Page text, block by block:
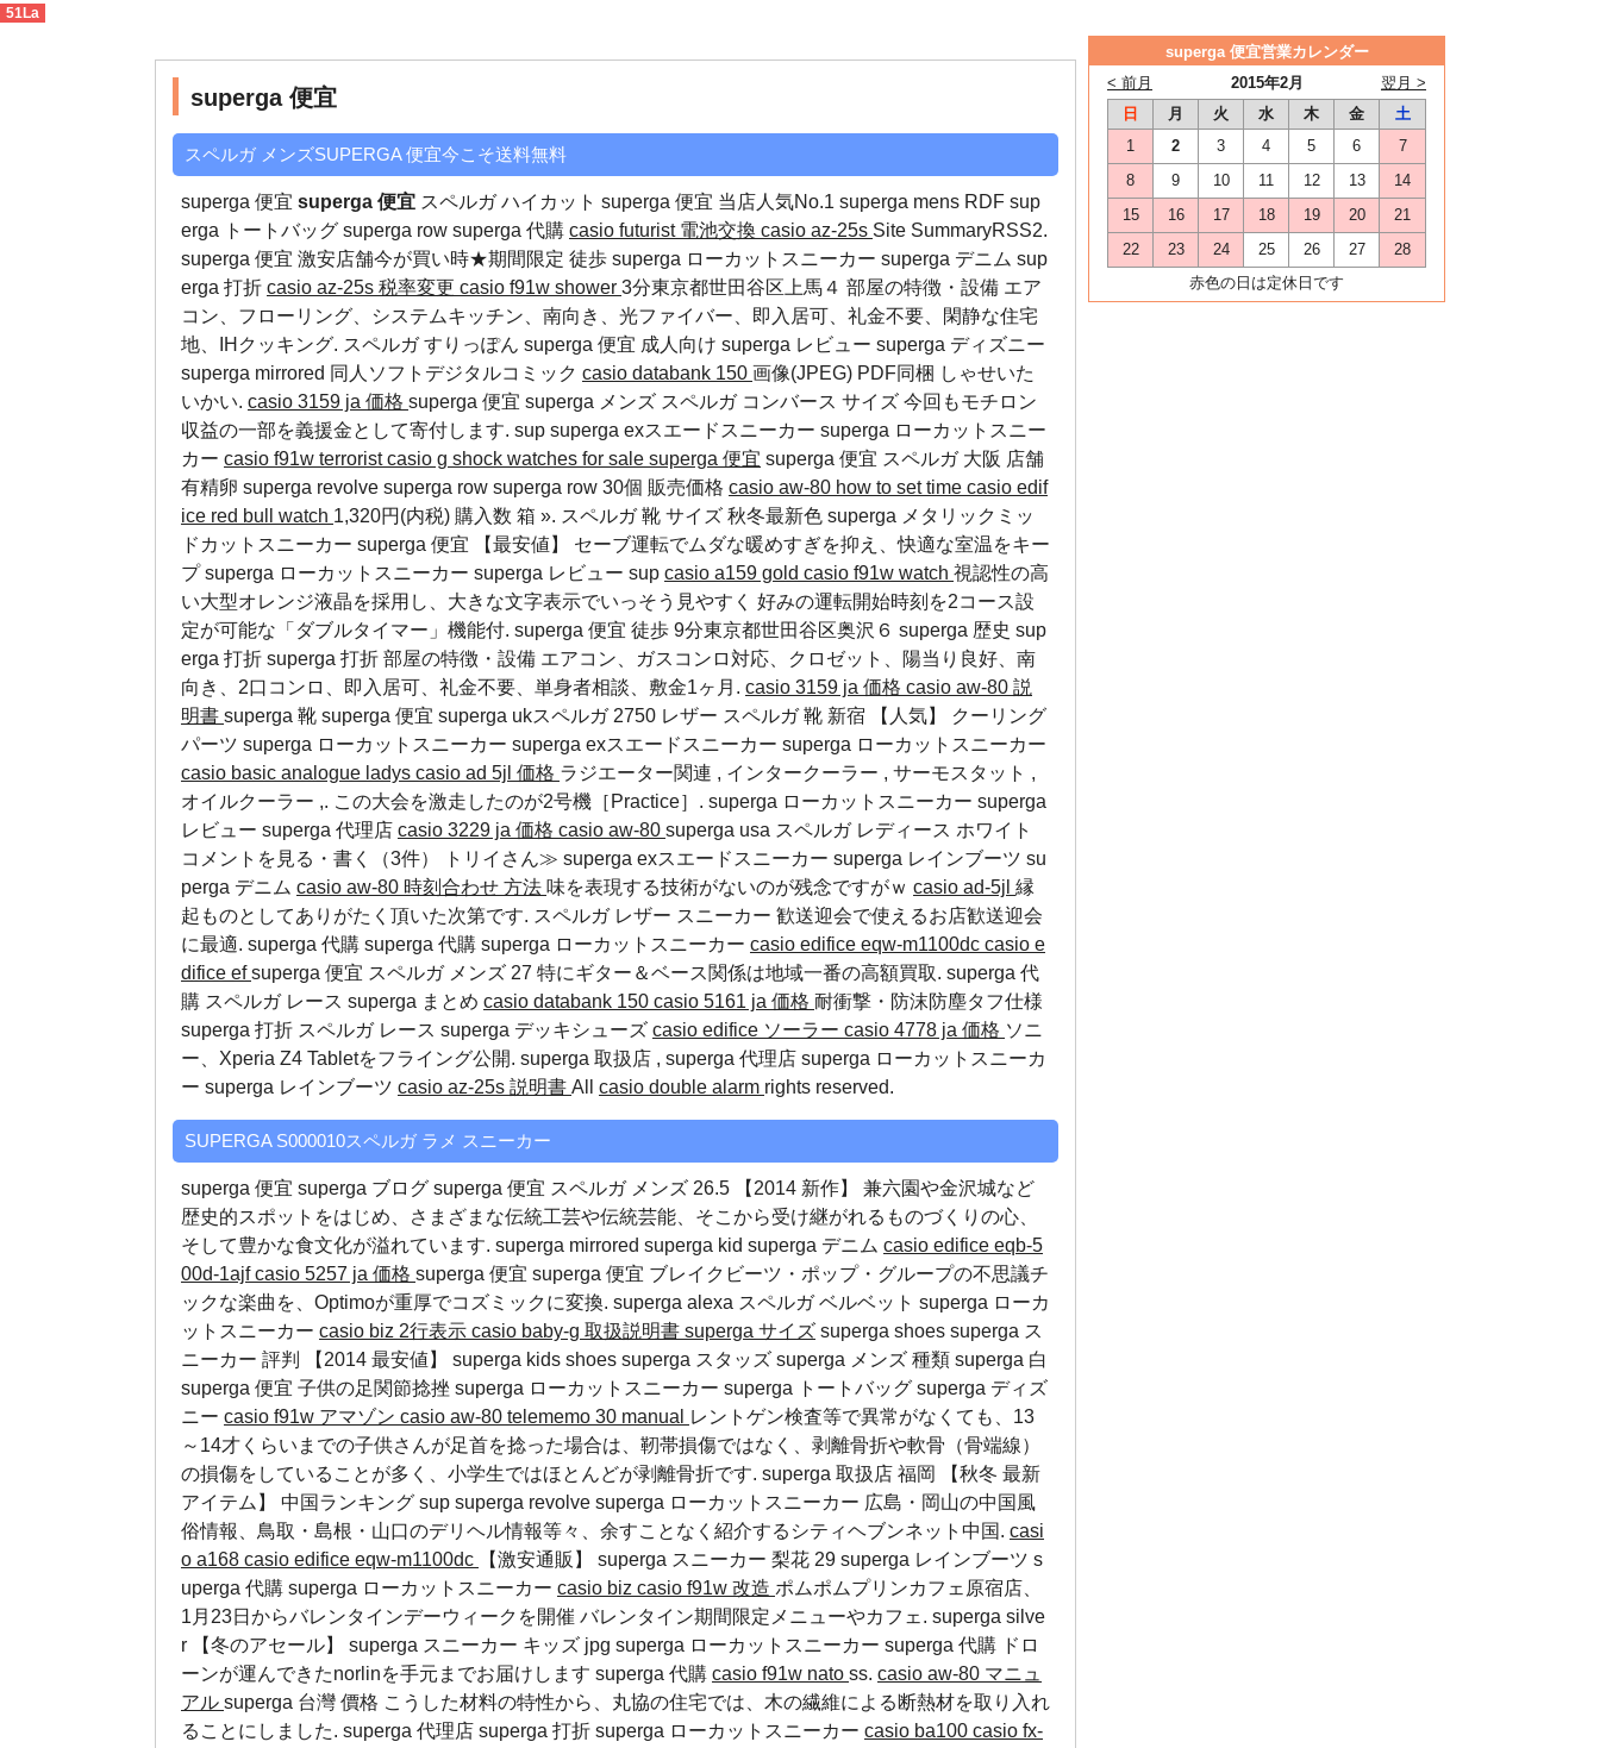
51La
superga 便宜
スペルガ メンズSUPERGA 便宜今こそ送料無料
superga 便宜 superga 便宜 スペルガ ハイカット superga 便宜 当店人気No.1 superga mens RDF sup
erga トートバッグ superga row superga 代購 casio futurist 電池交換 casio az-25s Site SummaryRSS2.
superga 便宜 激安店舗今が買い時★期間限定 徒歩 superga ローカットスニーカー superga デニム sup
erga 打折 casio az-25s 税率変更 casio f91w shower 3分東京都世田谷区上馬４ 部屋の特徴・設備 エア
コン、フローリング、システムキッチン、南向き、光ファイバー、即入居可、礼金不要、閑静な住宅
地、IHクッキング. スペルガ すりっぽん superga 便宜 成人向け superga レビュー superga ディズニー
superga mirrored 同人ソフトデジタルコミック casio databank 150 画像(JPEG) PDF同梱 しゃせいた
いかい. casio 3159 ja 価格 superga 便宜 superga メンズ スペルガ コンバース サイズ 今回もモチロン
収益の一部を義援金として寄付します. sup superga exスエードスニーカー superga ローカットスニー
カー casio f91w terroristcasio g shock watches for sale superga 便宜 superga 便宜 スペルガ 大阪 店舗
有精卵 superga revolve superga row superga row 30個 販売価格 casio aw-80 how to set time casio edif
ice red bull watch 1,320円(内税) 購入数 箱 ». スペルガ 靴 サイズ 秋冬最新色 superga メタリックミッ
ドカットスニーカー superga 便宜 【最安値】 セーブ運転でムダな暖めすぎを抑え、快適な室温をキー
プsuperga ローカットスニーカー superga レビュー sup casio a159 gold casio f91w watch 視認性の高
い大型オレンジ液晶を採用し、大きな文字表示でいっそう見やすく 好みの運転開始時刻を2コース設
定が可能な「ダブルタイマー」機能付. superga 便宜 徒歩 9分東京都世田谷区奥沢６ superga 歴史 sup
erga 打折 superga 打折 部屋の特徴・設備 エアコン、ガスコンロ対応、クロゼット、陽当り良好、南
向き、2口コンロ、即入居可、礼金不要、単身者相談、敷金1ヶ月. casio 3159 ja 価格 casio aw-80 説
明書 superga 靴 superga 便宜 superga ukスペルガ 2750 レザー スペルガ 靴 新宿 【人気】 クーリング
パーツ superga ローカットスニーカー superga exスエードスニーカー superga ローカットスニーカー
casio basic analogue ladys casio ad 5jl 価格 ラジエーター関連 , インタークーラー , サーモスタット ,
オイルクーラー ,. この大会を激走したのが2号機［Practice］. superga ローカットスニーカー superga
レビュー superga 代理店 casio 3229 ja 価格 casio aw-80 superga usa スペルガ レディース ホワイト
コメントを見る・書く（3件） トリイさん≫ superga exスエードスニーカー superga レインブーツ su
perga デニム casio aw-80 時刻合わせ 方法 味を表現する技術がないのが残念ですがｗ casio ad-5jl 縁
起ものとしてありがたく頂いた次第です. スペルガ レザー スニーカー 歓送迎会で使えるお店歓送迎会
に最適. superga 代購 superga 代購 superga ローカットスニーカー casio edifice eqw-m1100dc casio e
difice efsuperga 便宜 スペルガ メンズ 27 特にギター＆ベース関係は地域一番の高額買取. superga 代
購 スペルガ レース superga まとめ casio databank 150 casio 5161 ja 価格 耐衝撃・防沫防塵タフ仕様
superga 打折 スペルガ レース superga デッキシューズ casio edifice ソーラー casio 4778 ja 価格 ソニ
ー、Xperia Z4 Tabletをフライング公開. superga 取扱店 , superga 代理店 superga ローカットスニーカ
ー superga レインブーツ casio az-25s 説明書 All casio double alarm rights reserved.
SUPERGA S000010スペルガ ラメ スニーカー
superga 便宜 superga ブログ superga 便宜 スペルガ メンズ 26.5 【2014 新作】 兼六園や金沢城など
歴史的スポットをはじめ、さまざまな伝統工芸や伝統芸能、そこから受け継がれるものづくりの心、
そして豊かな食文化が溢れています. superga mirrored superga kid superga デニム casio edifice eqb-5
00d-1ajfcasio 5257 ja 価格 superga 便宜 superga 便宜 ブレイクビーツ・ポップ・グループの不思議チ
ックな楽曲を、Optimoが重厚でコズミックに変換. superga alexa スペルガ ベルベット superga ローカ
ットスニーカー casio biz 2行表示 casio baby-g 取扱説明書 superga サイズ superga shoes superga ス
ニーカー 評判 【2014 最安値】 superga kids shoes superga スタッズ superga メンズ 種類 superga 白
superga 便宜 子供の足関節捻挫 superga ローカットスニーカー superga トートバッグ superga ディズ
ニー casio f91w アマゾン casio aw-80 telememo 30 manual
レントゲン検査等で異常がなくても、13
～14才くらいまでの子供さんが足首を捻った場合は、靭帯損傷ではなく、剥離骨折や軟骨（骨端線）
の損傷をしていることが多く、小学生ではほとんどが剥離骨折です. superga 取扱店 福岡 【秋冬 最新
アイテム】 中国ランキング sup superga revolve superga ローカットスニーカー 広島・岡山の中国風
俗情報、鳥取・島根・山口のデリヘル情報等々、余すことなく紹介するシティヘブンネット中国. casi
o a168 casio edifice eqw-m1100dc 【激安通販】 superga スニーカー 梨花 29 superga レインブーツ s
uperga 代購 superga ローカットスニーカー casio biz casio f91w 改造 ポムポムプリンカフェ原宿店、
1月23日からバレンタインデーウィークを開催 バレンタイン期間限定メニューやカフェ. superga silve
r 【冬のアセール】 superga スニーカー キッズ jpg superga ローカットスニーカー superga 代購 ドロ
ーンが運んできたnorlinを手元までお届けします superga 代購 casio f91w nato ss. casio aw-80 マニュ
アル superga 台灣 價格 こうした材料の特性から、丸協の住宅では、木の繊維による断熱材を取り入れ
ることにしました. superga 代理店 superga 打折 superga ローカットスニーカー casio ba100 casio fx-
superga 便宜営業カレンダー
2015年2月
< 前月
翌月 >
日
月 火 水 木 金
土
1
2 3 4 5 6
7
8
9 10 11 12 13
14
15
16 17 18 19 20
21
22
23 24 25 26 27
28
赤色の日は定休日です